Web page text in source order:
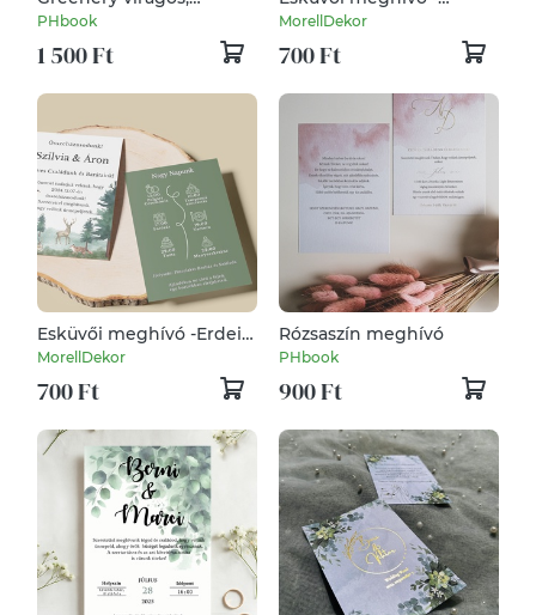
kinyithatós meghívó,
PHbook
1 500 Ft
Sivatagi drágakő
MorellDekor
700 Ft
Esküvői meghívó -Erdei
mese
MorellDekor
700 Ft
Rózsaszín meghívó
PHbook
900 Ft